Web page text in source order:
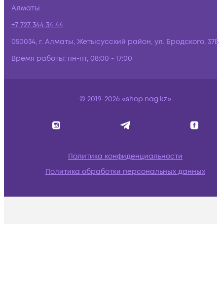
Алматы
+7 727 344 34 44
050034, г. Алматы, Жетысусский район, ул. Бродского, 37Б
Время работы: пн-пт, 08:00 - 17:00
© 2019-2026 «shop.nag.kz»
Политика конфиденциальности
Политика обработки персональных данных